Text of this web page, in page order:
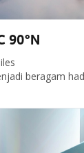
90°N
beragam